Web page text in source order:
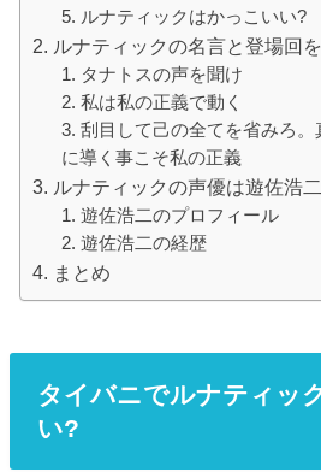
ルナティックはかっこいい?
ルナティックの名言と登場回
タナトスの声を聞け
私は私の正義で動く
刮目して己の全てを省みろ。
に導く事こそ私の正義
ルナティックの声優は遊佐浩二
遊佐浩二のプロフィール
遊佐浩二の経歴
まとめ
タイバニでルナティッ
い?